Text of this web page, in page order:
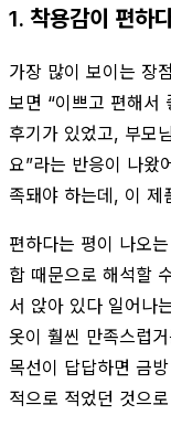
1. 착용감이 편하
가장 많이 보이는 장
보면 “이쁘고 편해서
후기가 있었고, 부모
요”라는 반응이 나왔
족돼야 하는데, 이 제
편하다는 평이 나오
합 때문으로 해석할
서 앉아 있다 일어나
옷이 훨씬 만족스럽
목선이 답답하면 금
적으로 적었던 것으